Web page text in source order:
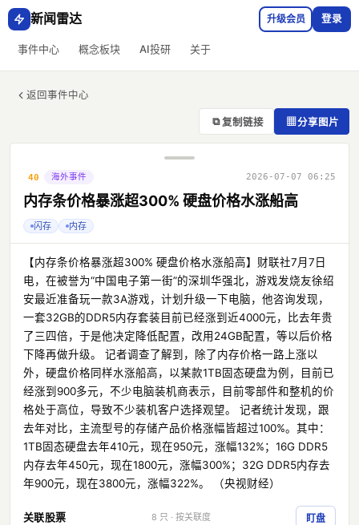
新闻雷达
事件中心 概念板块 AI投研 关于
升级会员 登录
返回事件中心
⧉ 复制链接 ▦分享图片
40 海外事件 2026-07-07 06:25
内存条价格暴涨超300% 硬盘价格水涨船高
闪存 内存
【内存条价格暴涨超300% 硬盘价格水涨船高】财联社7月7日
电，在被誉为“中国电子第一街”的深圳华强北，游戏发烧友徐绍
安最近准备玩一款3A游戏，计划升级一下电脑，他咨询发现，
一套32GB的DDR5内存套装目前已经涨到近4000元，比去年贵
了三四倍，于是他决定降低配置，改用24GB配置，等以后价格
下降再做升级。 记者调查了解到，除了内存价格一路上涨以
外，硬盘价格同样水涨船高，以某款1TB固态硬盘为例，目前已
经涨到900多元，不少电脑装机商表示，目前零部件和整机的价
格处于高位，导致不少装机客户选择观望。 记者统计发现，跟
去年对比，主流型号的存储产品价格涨幅皆超过100%。其中：
1TB固态硬盘去年410元，现在950元，涨幅132%；16G DDR5
内存去年450元，现在1800元，涨幅300%；32G DDR5内存去
年900元，现在3800元，涨幅322%。 （央视财经）
关联股票 8 只 · 按关联度 盯盘